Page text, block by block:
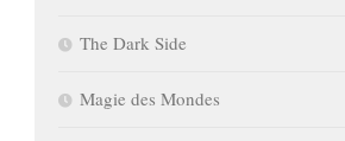
The Dark Side
Magie des Mondes